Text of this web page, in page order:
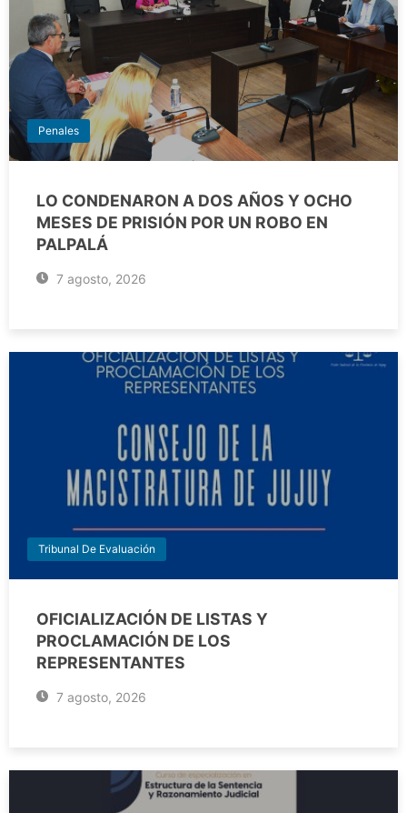
Penales
LO CONDENARON A DOS AÑOS Y OCHO
MESES DE PRISIÓN POR UN ROBO EN
PALPALÁ
7 agosto, 2026
Tribunal De Evaluación
OFICIALIZACIÓN DE LISTAS Y
PROCLAMACIÓN DE LOS
REPRESENTANTES
7 agosto, 2026